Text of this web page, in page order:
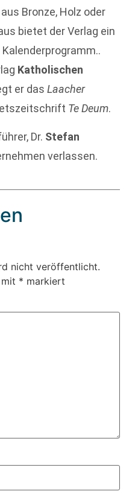
Bronze, Holz oder
bietet der Verlag ein
Katholischen
er das Laacher
Te Deum.
Dr. Stefan
verlassen.
nicht veröffentlicht.
* markiert